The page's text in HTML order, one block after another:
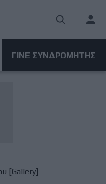
User
ΓΙΝΕ ΣΥΝΔΡΟΜΗΤΗΣ
[Gallery]